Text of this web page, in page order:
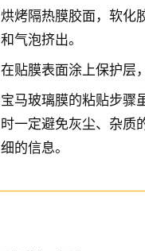
烘烤隔热膜胶面，软化
和气泡挤出。
在贴膜表面涂上保护层
宝马玻璃膜的粘贴步骤
时一定避免灰尘、杂质
细的信息。